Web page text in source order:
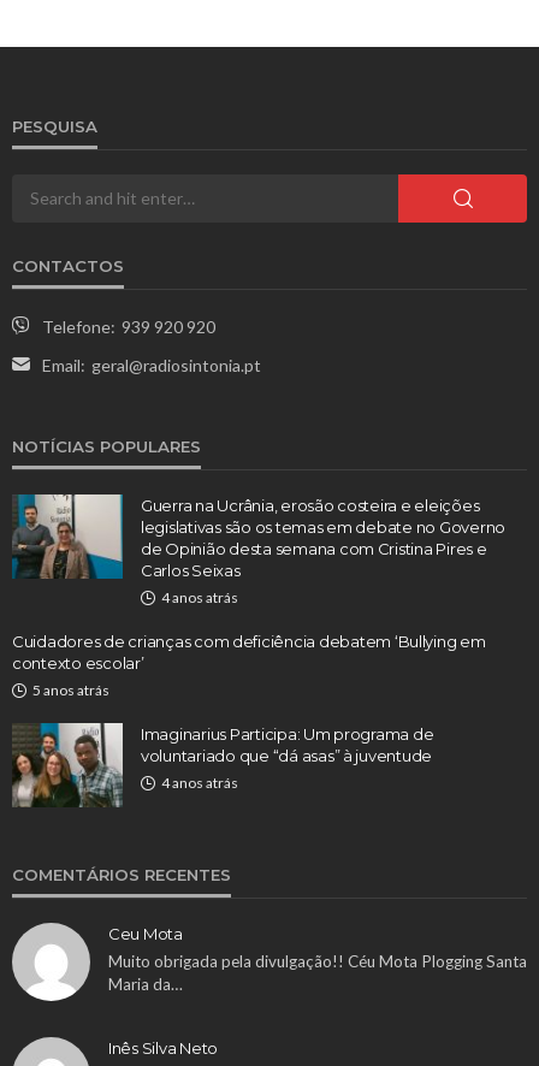
PESQUISA
CONTACTOS
Telefone: 939 920 920
Email: geral@radiosintonia.pt
NOTÍCIAS POPULARES
Guerra na Ucrânia, erosão costeira e eleições
legislativas são os temas em debate no Governo
de Opinião desta semana com Cristina Pires e
Carlos Seixas
4 anos atrás
Cuidadores de crianças com deficiência debatem ‘Bullying em
contexto escolar’
5 anos atrás
Imaginarius Participa: Um programa de
voluntariado que “dá asas” à juventude
4 anos atrás
COMENTÁRIOS RECENTES
Ceu Mota
Muito obrigada pela divulgação!! Céu Mota Plogging Santa
Maria da…
Inês Silva Neto